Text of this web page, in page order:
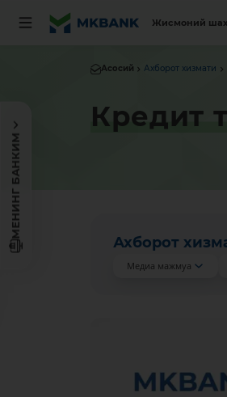
Жисмоний
МЕНИНГ БАНКИМ
Асосий Ахборот хизмати
Кредит
Ахборот
Медиа мажмуа